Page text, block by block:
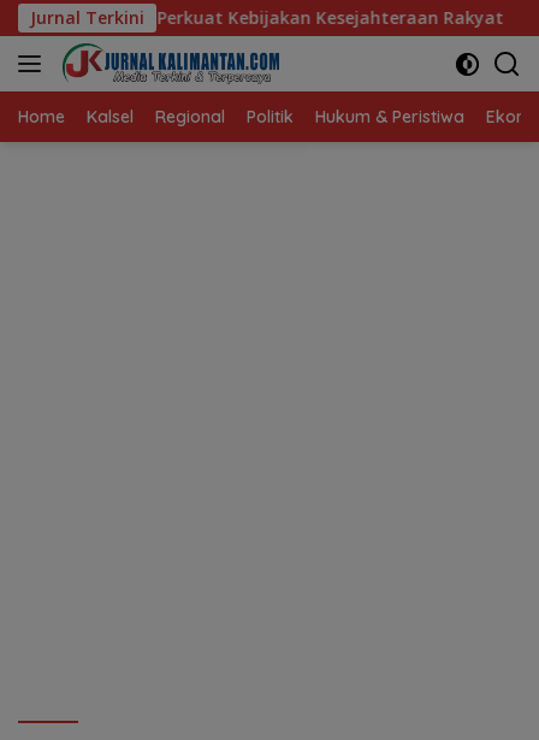
Langsung
ke
konten
Jurnal Terkini
Kebijakan Kesejahteraan Rakyat Baru 10 Persen,
Home Kalsel Regional Politik Hukum & Peristiwa